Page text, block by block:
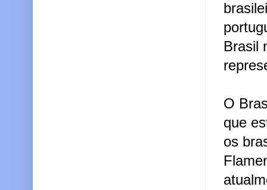
Brasil
O
que
os